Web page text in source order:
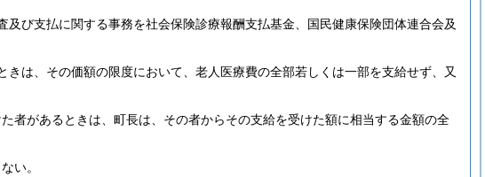
び支払に関する事務を社会保険診療報酬支払基金、国民健康保険団体連合会及
は、その価額の限度において、老人医療費の全部若しくは一部を支給せず、又
者があるときは、町長は、その者からその支給を受けた額に相当する金額の全
い。